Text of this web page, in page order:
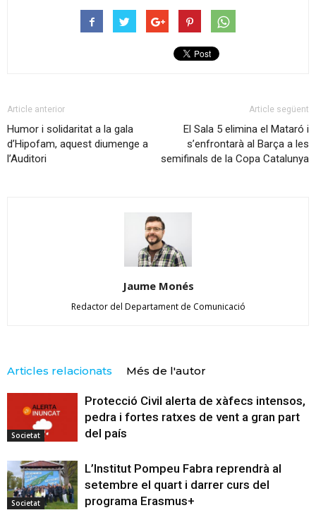
Article anterior
Humor i solidaritat a la gala
d’Hipofam, aquest diumenge a
l’Auditori
Article següent
El Sala 5 elimina el Mataró i
s’enfrontarà al Barça a les
semifinals de la Copa Catalunya
Jaume Monés
Redactor del Departament de Comunicació
Articles relacionats Més de l'autor
Societat
Protecció Civil alerta de xàfecs intensos,
pedra i fortes ratxes de vent a gran part
del país
Societat
L’Institut Pompeu Fabra reprendrà al
setembre el quart i darrer curs del
programa Erasmus+